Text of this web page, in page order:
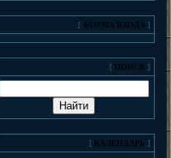
[ ФОРМА ВХОДА ]
[ ПОИСК ]
[ КАЛЕНДАРЬ ]